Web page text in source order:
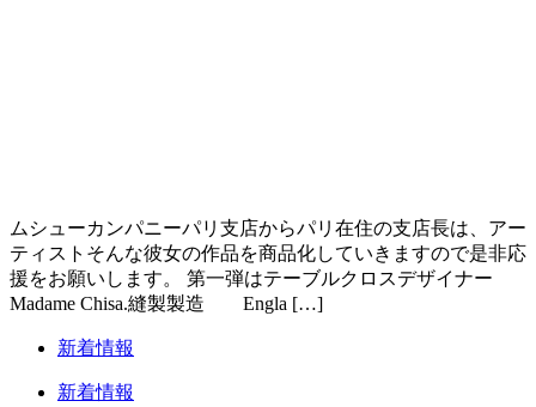
ムシューカンパニーパリ支店からパリ在住の支店長は、アー
ティストそんな彼女の作品を商品化していきますので是非応
援をお願いします。 第一弾はテーブルクロスデザイナー
Madame Chisa.縫製製造 Engla […]
新着情報
新着情報